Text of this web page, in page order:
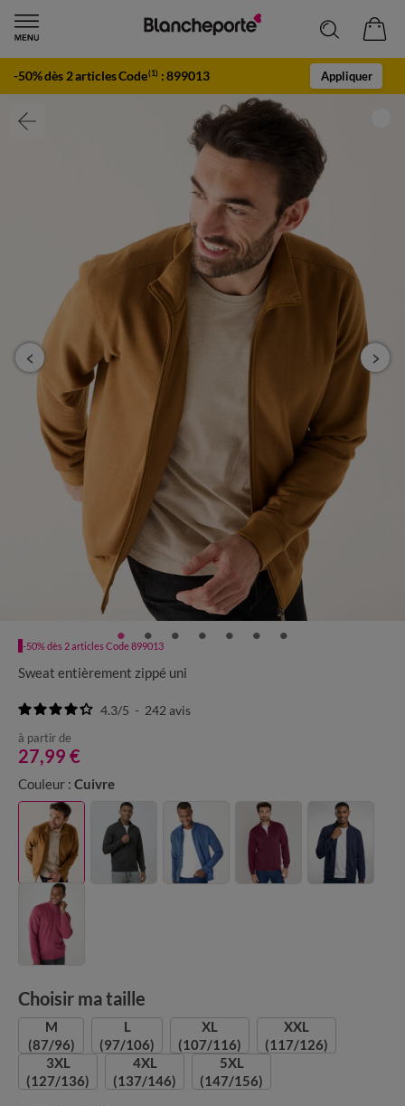
-50% dès 2 articles Code(1) :899013 Appliquer
-50% dès 2 articles Code 899013
Sweat entièrement zippé uni
4.3/5 - 242 avis
à partir de
27,99 €
Couleur : Cuivre
Choisir ma taille
M
(87/96)
L
(97/106)
XL
(107/116)
XXL
(117/126)
3XL
(127/136)
4XL
(137/146)
5XL
(147/156)